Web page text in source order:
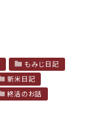
もみじ日記
新米日記
終活のお話